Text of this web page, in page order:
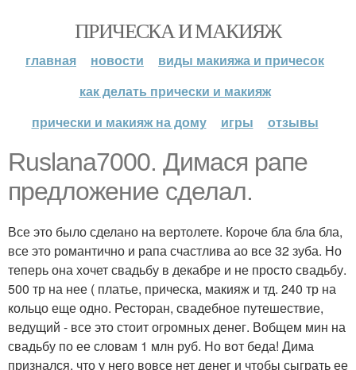
ПРИЧЕСКА И МАКИЯЖ
главная новости
виды макияжа и причесок
как делать прически и макияж
прически и макияж на дому
игры отзывы
Ruslana7000. Димася рапе
предложение сделал.
Все это было сделано на вертолете. Короче бла бла бла,
все это романтично и рапа счастлива ао все 32 зуба. Но
теперь она хочет свадьбу в декабре и не просто свадьбу.
500 тр на нее ( платье, прическа, макияж и тд. 240 тр на
кольцо еще одно. Ресторан, свадебное путешествие,
ведущий - все это стоит огромных денег. Вобщем мин на
свадьбу по ее словам 1 млн руб. Но вот беда! Дима
признался, что у него вовсе нет денег и чтобы сыграть ее